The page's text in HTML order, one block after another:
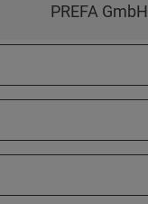
PREFA GmbH